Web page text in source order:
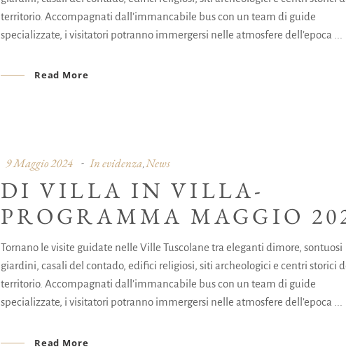
territorio. Accompagnati dall’immancabile bus con un team di guide
specializzate, i visitatori potranno immergersi nelle atmosfere dell’epoca
Read More
9 Maggio 2024 In evidenza, News
DI VILLA IN VILLA-
PROGRAMMA MAGGIO
Tornano le visite guidate nelle Ville Tuscolane tra eleganti dimore, sontuosi
giardini, casali del contado, edifici religiosi, siti archeologici e centri storici
territorio. Accompagnati dall’immancabile bus con un team di guide
specializzate, i visitatori potranno immergersi nelle atmosfere dell’epoca
Read More